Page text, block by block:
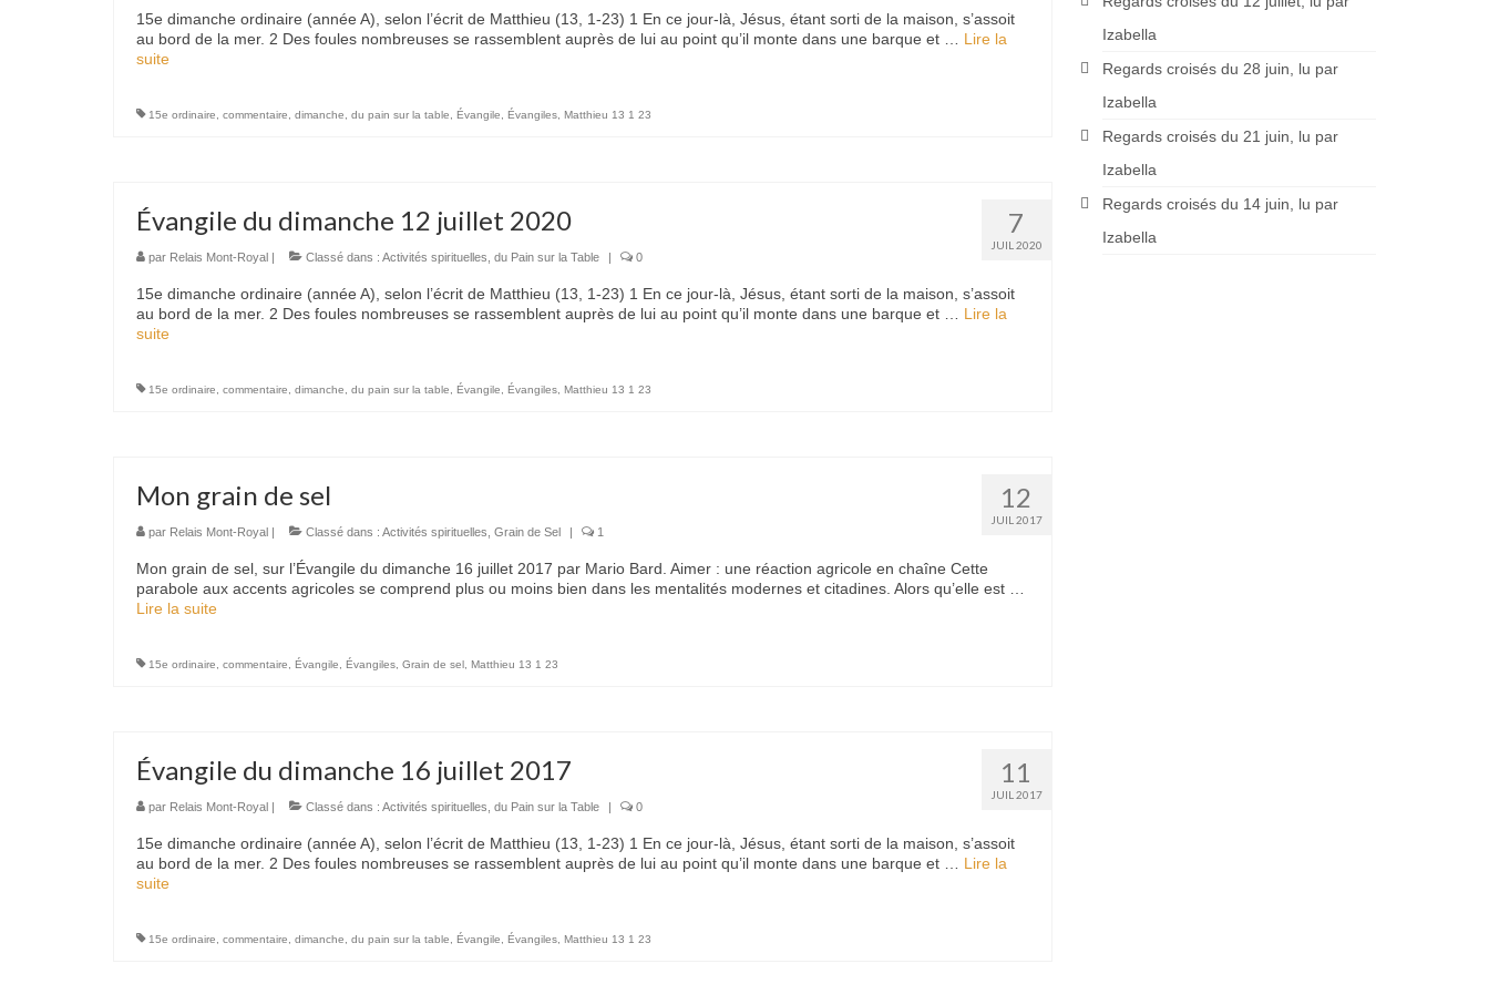
15e dimanche ordinaire (année A), selon l’écrit de Matthieu (13, 1-23) 1 En ce jour-là, Jésus, étant sorti de la maison, s’assoit
au bord de la mer. 2 Des foules nombreuses se rassemblent auprès de lui au point qu’il monte dans une barque et … Lire la
suite­­
15e ordinaire commentaire dimanche du pain sur la table Évangile Évangiles Matthieu 13 1 23
7
JUIL 2020
Évangile du dimanche 12 juillet 2020
par Relais Mont-Royal | Classé dans : Activités spirituelles du Pain sur la Table | 0
15e dimanche ordinaire (année A), selon l’écrit de Matthieu (13, 1-23) 1 En ce jour-là, Jésus, étant sorti de la maison, s’assoit
au bord de la mer. 2 Des foules nombreuses se rassemblent auprès de lui au point qu’il monte dans une barque et … Lire la
suite­­
15e ordinaire commentaire dimanche du pain sur la table Évangile Évangiles Matthieu 13 1 23
12
JUIL 2017
Mon grain de sel
par Relais Mont-Royal | Classé dans : Activités spirituelles Grain de Sel | 1
Mon grain de sel, sur l’Évangile du dimanche 16 juillet 2017 par Mario Bard. Aimer : une réaction agricole en chaîne Cette
parabole aux accents agricoles se comprend plus ou moins bien dans les mentalités modernes et citadines. Alors qu’elle est …
Lire la suite­­
15e ordinaire commentaire Évangile Évangiles Grain de sel Matthieu 13 1 23
11
JUIL 2017
Évangile du dimanche 16 juillet 2017
par Relais Mont-Royal | Classé dans : Activités spirituelles du Pain sur la Table | 0
15e dimanche ordinaire (année A), selon l’écrit de Matthieu (13, 1-23) 1 En ce jour-là, Jésus, étant sorti de la maison, s’assoit
au bord de la mer. 2 Des foules nombreuses se rassemblent auprès de lui au point qu’il monte dans une barque et … Lire la
suite­­
15e ordinaire commentaire dimanche du pain sur la table Évangile Évangiles Matthieu 13 1 23
Izabella
Regards croisés du 28 juin, lu par
Izabella
Regards croisés du 21 juin, lu par
Izabella
Regards croisés du 14 juin, lu par
Izabella